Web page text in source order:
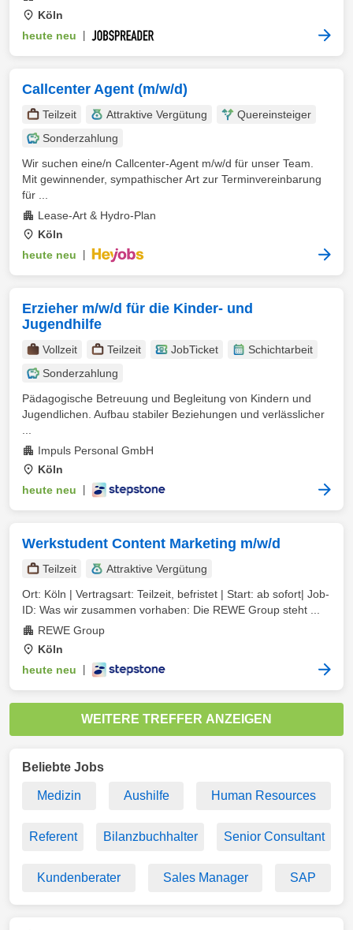
Köln
heute neu
Callcenter Agent (m/w/d)
Teilzeit Attraktive Vergütung
Quereinsteiger
Sonderzahlung
Wir suchen eine/n Callcenter-Agent m/w/d für unser Team.
Mit gewinnender, sympathischer Art zur Terminvereinbarung
für ...
Lease-Art & Hydro-Plan
Köln
heute neu
Erzieher m/w/d für die Kinder- und
Jugendhilfe
Vollzeit Teilzeit JobTicket
Schichtarbeit
Sonderzahlung
Pädagogische Betreuung und Begleitung von Kindern und
Jugendlichen. Aufbau stabiler Beziehungen und verlässlicher
Impuls Personal GmbH
Köln
heute neu
Werkstudent Content Marketing m/w/d
Teilzeit
Attraktive Vergütung
Ort: Köln | Vertragsart: Teilzeit, befristet | Start: ab sofort| Job-
ID: Was wir zusammen vorhaben: Die REWE Group steht ...
REWE Group
Köln
heute neu
WEITERE TREFFER ANZEIGEN
Beliebte Jobs
Medizin Aushilfe Human Resources
Referent Bilanzbuchhalter Senior Consultant
Kundenberater Sales Manager SAP